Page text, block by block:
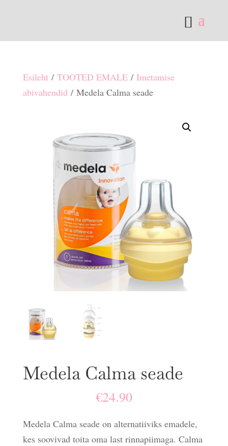
Esileht/ TOOTED EMALE/ Imetamise
abivahendid/ Medela Calma seade
Medela Calma seade
€24.90
Medela Calma seade on alternatiiviks emadele,
kes soovivad toita oma last rinnapiimaga. Calma